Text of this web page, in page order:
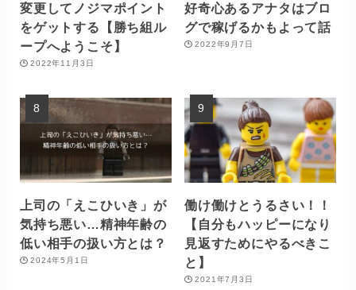
変更してノジマポイント
をゲットする【勝ち組ル
ープへようこそ】
2022年11月3日
好奇心あるアナタはブロ
グで稼げるかもよって話
2022年9月7日
上司の「えこひいき」が
気持ち悪い…精神年齢の
低い相手の扱い方とは？
2024年5月1日
働け働けとうるさい！！
【自分もハッピーになり
見返すためにやるべきこ
と】
2021年7月3日